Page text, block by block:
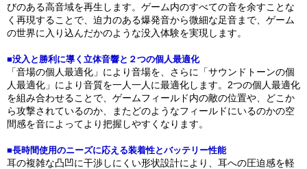
びのある高音域を再生します。ゲーム内のすべての音を余すことな
く再現することで、迫力のある爆発音から微細な足音まで、ゲーム
の世界に入り込んだかのような没入体験を実現します。
■没入と勝利に導く立体音響と２つの個人最適化
「音場の個人最適化」により音場を、さらに「サウンドトーンの個
人最適化」により音質を一人一人に最適化します。2つの個人最適化
を組み合わせることで、ゲームフィールド内の敵の位置や、どこか
ら攻撃されているのか、またどのようなフィールドにいるのかの空
間感を音によってより把握しやすくなります。
■長時間使用のニーズに応える装着性とバッテリー性能
耳の複雑な凸凹に干渉しにくい形状設計により、耳への圧迫感を軽